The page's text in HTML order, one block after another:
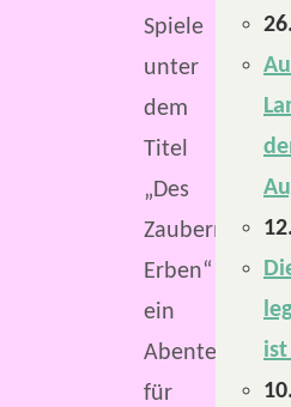
Spiele
unter
dem
Titel
„Des
Zaubermeisters
Erben“
ein
für